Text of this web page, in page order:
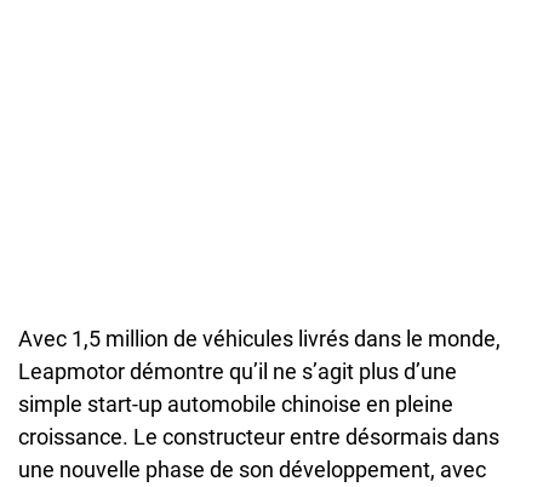
Avec 1,5 million de véhicules livrés dans le monde,
Leapmotor démontre qu’il ne s’agit plus d’une
simple start-up automobile chinoise en pleine
croissance. Le constructeur entre désormais dans
une nouvelle phase de son développement, avec